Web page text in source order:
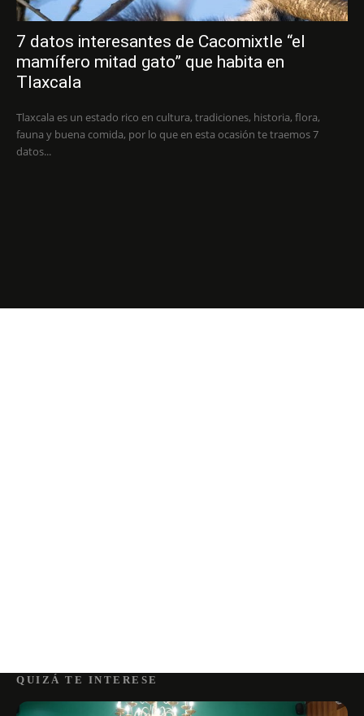
7 datos interesantes de Cacomixtle “el
mamífero mitad gato” que habita en
Tlaxcala
Tlaxcala es un estado rico en cultura, tradiciones, historia, flora,
fauna y buena comida, por lo que en esta ocasión te traemos 7
datos...
QUIZÁ TE INTERESE